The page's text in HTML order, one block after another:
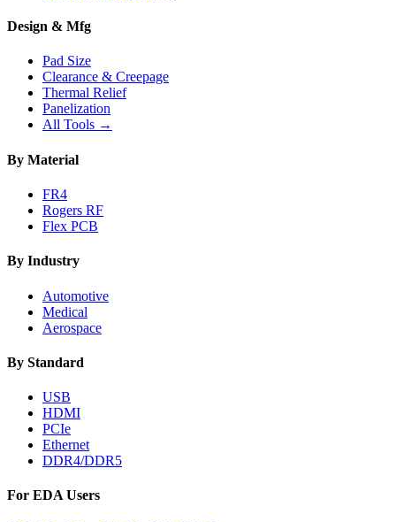
Design & Mfg
Pad Size
Clearance & Creepage
Thermal Relief
Panelization
All Tools →
By Material
FR4
Rogers RF
Flex PCB
By Industry
Automotive
Medical
Aerospace
By Standard
USB
HDMI
PCIe
Ethernet
DDR4/DDR5
For EDA Users